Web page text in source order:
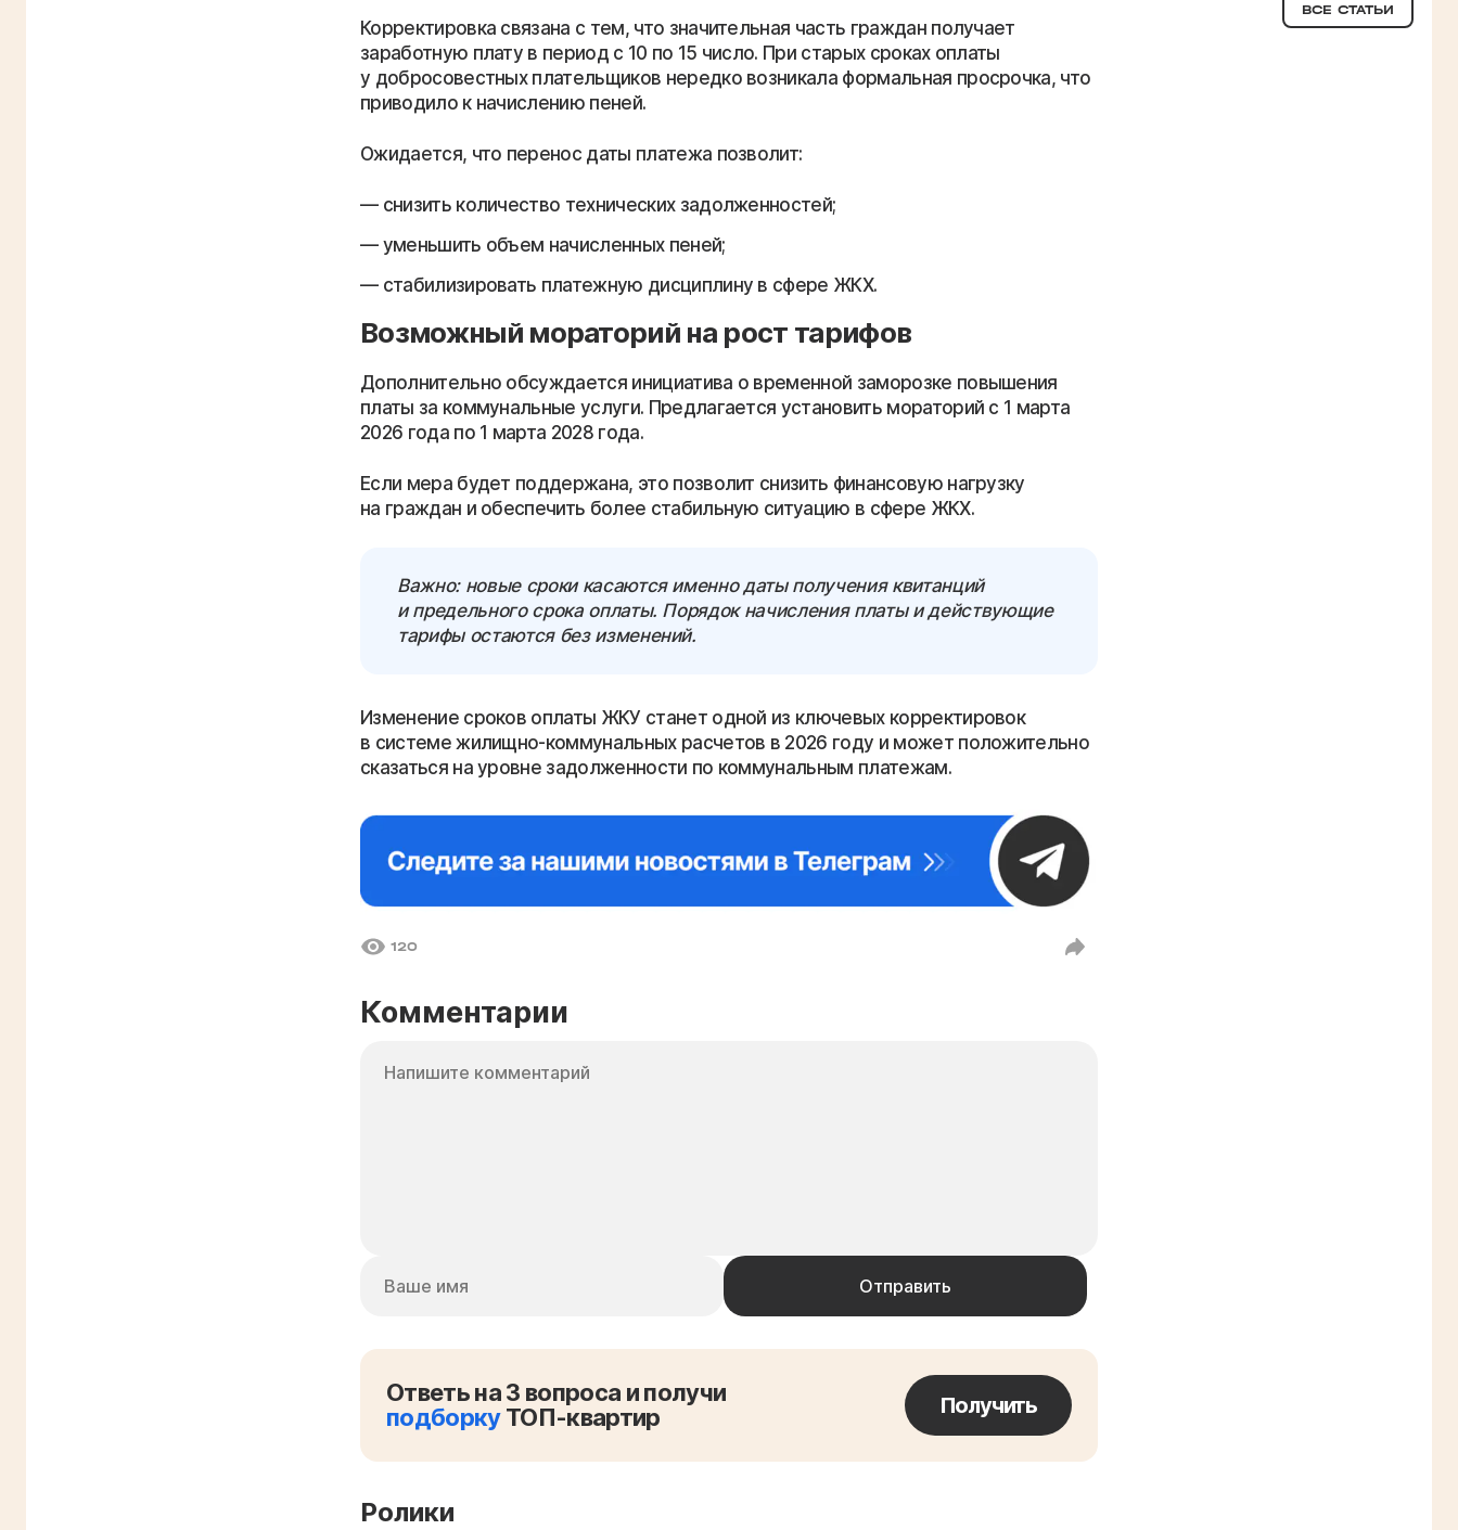
Корректировка связана с тем, что значительная часть граждан получает
заработную плату в период с 10 по 15 число. При старых сроках оплаты
у добросовестных плательщиков нередко возникала формальная просрочка, что
приводило к начислению пеней.
Ожидается, что перенос даты платежа позволит:
снизить количество технических задолженностей;
уменьшить объем начисленных пеней;
стабилизировать платежную дисциплину в сфере ЖКХ.
Возможный мораторий на рост тарифов
Дополнительно обсуждается инициатива о временной заморозке повышения
платы за коммунальные услуги. Предлагается установить мораторий с 1 марта
2026 года по 1 марта 2028 года.
Если мера будет поддержана, это позволит снизить финансовую нагрузку
на граждан и обеспечить более стабильную ситуацию в сфере ЖКХ.
Важно: новые сроки касаются именно даты получения квитанций
и предельного срока оплаты. Порядок начисления платы и действующие
тарифы остаются без изменений.
Изменение сроков оплаты ЖКУ станет одной из ключевых корректировок
в системе жилищно-коммунальных расчетов в 2026 году и может положительно
сказаться на уровне задолженности по коммунальным платежам.
120
Комментарии
Ответь на 3 вопроса и получи
подборкуТОП-квартир Получить
Ролики
ВСЕ СТАТЬИ